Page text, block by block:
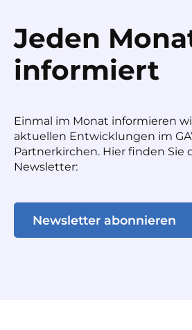
Jeden
informiert
Einmal im Monat informieren
aktuellen Entwicklungen im
Partnerkirchen. Hier finden Sie
Newsletter:
Newsletter abonnieren